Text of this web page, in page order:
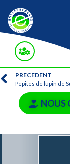
PRECEDENT
Pepites de lupin de
NOUS